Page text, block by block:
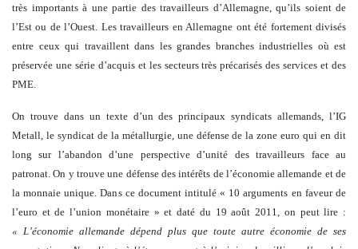
très importants à une partie des travailleurs d’Allemagne, qu’ils soient de
l’Est ou de l’Ouest. Les travailleurs en Allemagne ont été fortement divisés
entre ceux qui travaillent dans les grandes branches industrielles où est
préservée une série d’acquis et les secteurs très précarisés des services et des
PME.
On trouve dans un texte d’un des principaux syndicats allemands, l’IG
Metall, le syndicat de la métallurgie, une défense de la zone euro qui en dit
long sur l’abandon d’une perspective d’unité des travailleurs face au
patronat. On y trouve une défense des intérêts de l’économie allemande et de
la monnaie unique. Dans ce document intitulé « 10 arguments en faveur de
l’euro et de l’union monétaire » et daté du 19 août 2011, on peut lire :
« L’économie allemande dépend plus que toute autre économie de ses